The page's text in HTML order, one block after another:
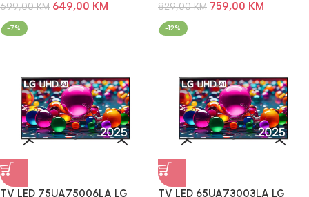
699,00KM 649,00 KM 829,00KM 759,00 KM
-7%
TV LED 75UA75006LA LG
-12%
TV LED 65UA73003LA LG